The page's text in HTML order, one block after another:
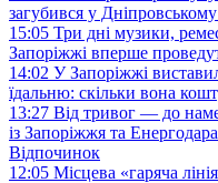
загубився у
15:05 Три дні музики,
Запоріжжі вперше
14:02 У Запоріжжі
їдальню: скільки вона
13:27 Від тривог — до
із Запоріжжя та
Відпочинок
12:05 Місцева «гаряча